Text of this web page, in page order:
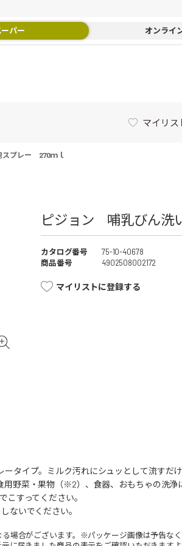
パー オンライ
マイリス
プレー 270ｍｌ
ピジョン 哺乳びん洗
カタログ番号
75-10-40678
商品番号
4902508002172
マイリストに登録する
ータイプ。ミルク汚れにシュッとして流す
野菜・果物（※2）、食器、おもちゃの洗浄
すってください。
ないでください。
場合がございます。※パッケージ画像は予告な